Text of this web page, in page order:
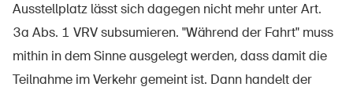
Sicherheitsdelegierte & Gemeinden
Kontakt & Beratung
Ausstellplatz lässt sich dagegen nicht mehr unter Art.
3a Abs. 1 VRV subsumieren. "Während der Fahrt" muss
mithin in dem Sinne ausgelegt werden, dass damit die
Teilnahme im Verkehr gemeint ist. Dann handelt der